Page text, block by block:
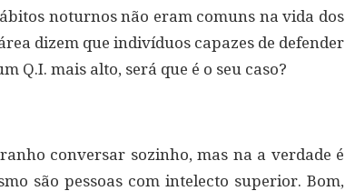
noturnos não eram comuns na vida dos
dizem que indivíduos capazes de defender
Q.I. mais alto, será que é o seu caso?
conversar sozinho, mas na a verdade é
são pessoas com intelecto superior. Bom,